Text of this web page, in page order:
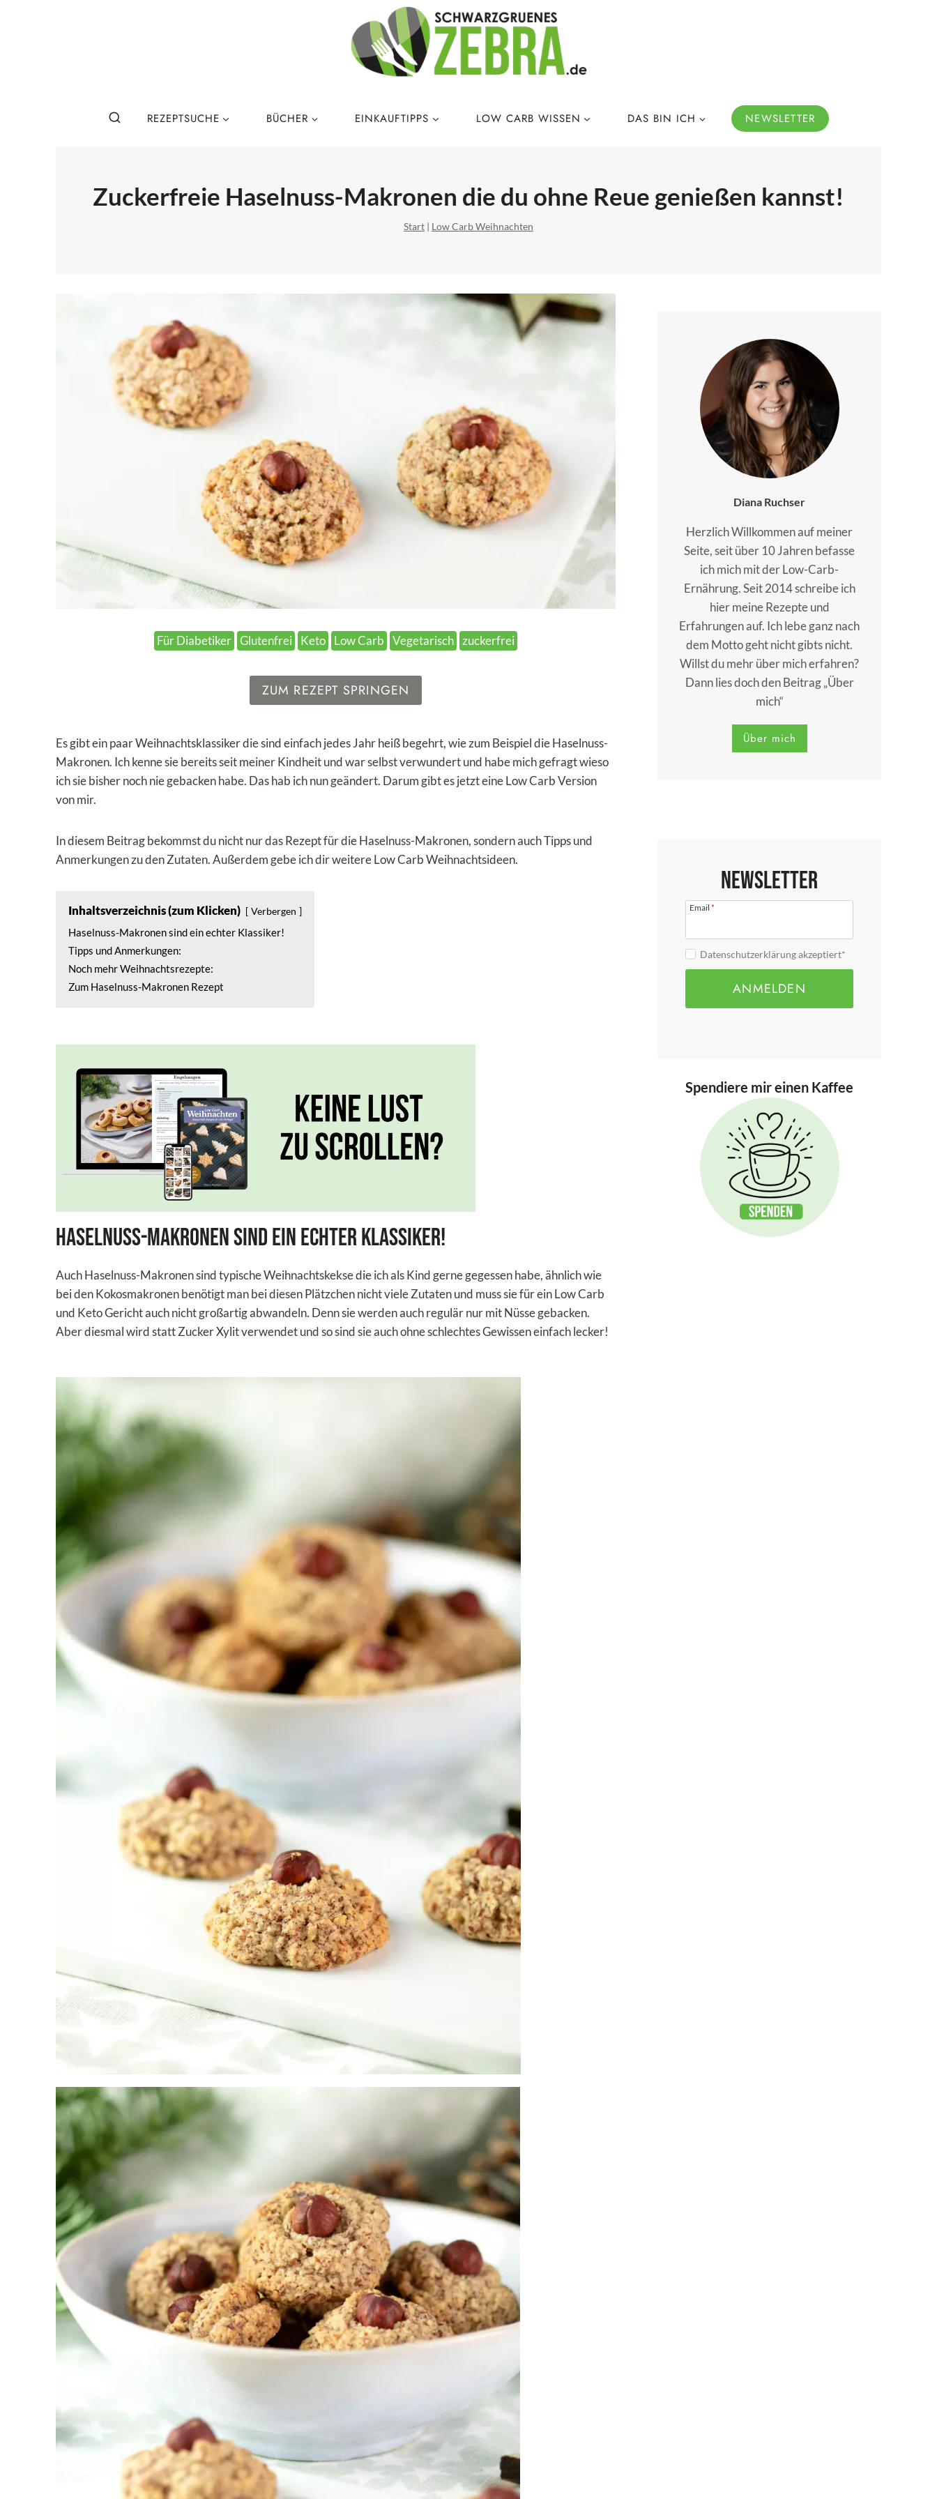
REZEPTSUCHE BÜCHER EINKAUFTIPPS LOW CARB WISSEN DAS BIN ICH NEWSLETTER
Zuckerfreie Haselnuss-Makronen die du ohne Reue genießen kannst!
Start | Low Carb Weihnachten
Für Diabetiker Glutenfrei Keto Low Carb Vegetarisch zuckerfrei
ZUM REZEPT SPRINGEN
Es gibt ein paar Weihnachtsklassiker die sind einfach jedes Jahr heiß begehrt, wie zum Beispiel die Haselnuss-
Makronen. Ich kenne sie bereits seit meiner Kindheit und war selbst verwundert und habe mich gefragt wieso
ich sie bisher noch nie gebacken habe. Das hab ich nun geändert. Darum gibt es jetzt eine Low Carb Version
von mir.
In diesem Beitrag bekommst du nicht nur das Rezept für die Haselnuss-Makronen, sondern auch Tipps und
Anmerkungen zu den Zutaten. Außerdem gebe ich dir weitere Low Carb Weihnachtsideen.
Inhaltsverzeichnis (zum Klicken) Verbergen
Haselnuss-Makronen sind ein echter Klassiker!
Tipps und Anmerkungen:
Noch mehr Weihnachtsrezepte:
Zum Haselnuss-Makronen Rezept
Haselnuss-Makronen sind ein echter Klassiker!
Auch Haselnuss-Makronen sind typische Weihnachtskekse die ich als Kind gerne gegessen habe, ähnlich wie
bei den Kokosmakronen benötigt man bei diesen Plätzchen nicht viele Zutaten und muss sie für ein Low Carb
und Keto Gericht auch nicht großartig abwandeln. Denn sie werden auch regulär nur mit Nüsse gebacken.
Aber diesmal wird statt Zucker Xylit verwendet und so sind sie auch ohne schlechtes Gewissen einfach lecker!
Diana Ruchser
Herzlich Willkommen auf meiner
Seite, seit über 10 Jahren befasse
ich mich mit der Low-Carb-
Ernährung. Seit 2014 schreibe ich
hier meine Rezepte und
Erfahrungen auf. Ich lebe ganz nach
dem Motto geht nicht gibts nicht.
Willst du mehr über mich erfahren?
Dann lies doch den Beitrag „Über
mich“
Über mich
Newsletter
Email *
Datenschutzerklärung akzeptiert*
ANMELDEN
Spendiere mir einen Kaffee